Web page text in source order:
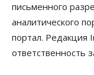
Общество
В
заключили под
07 Августа 2026,
письменного
аналитического
портал. Редакция
ответственность